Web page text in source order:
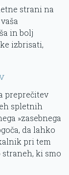
strani na
in bolj
izbrisati,
preprečitev
spletnih
»zasebnega
da lahko
pri tem
ki smo